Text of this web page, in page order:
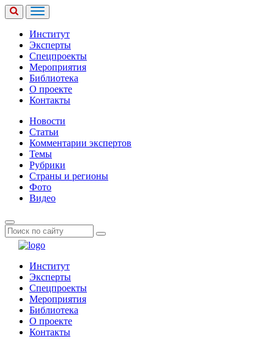
Институт
Эксперты
Спецпроекты
Мероприятия
Библиотека
О проекте
Контакты
Новости
Статьи
Комментарии экспертов
Темы
Рубрики
Страны и регионы
Фото
Видео
Институт
Эксперты
Спецпроекты
Мероприятия
Библиотека
О проекте
Контакты